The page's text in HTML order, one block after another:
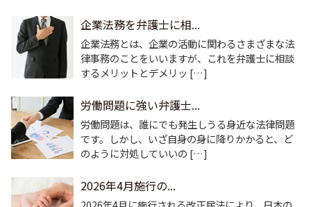
企業法務を弁護士に相...
企業法務とは、企業の活動に関わるさまざまな法
律事務のことをいいますが、これを弁護士に相談
するメリットとデメリッ […]
労働問題に強い弁護士...
労働問題は、誰にでも発生しうる身近な法律問題
です。しかし、いざ自身の身に降りかかると、ど
のように対処していいの […]
2026年4月施行の...